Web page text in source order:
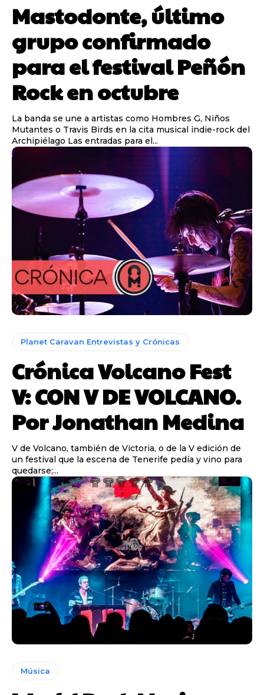
Mastodonte, último
grupo confirmado
para el festival Peñón
Rock en octubre
La banda se une a artistas como Hombres G, Niños
Mutantes o Travis Birds en la cita musical indie-rock del
Archipiélago Las entradas para el...
Planet Caravan Entrevistas y Crónicas
Crónica Volcano Fest
V: CON V DE VOLCANO.
Por Jonathan Medina
V de Volcano, también de Victoria, o de la V edición de
un festival que la escena de Tenerife pedía y vino para
quedarse;...
Música